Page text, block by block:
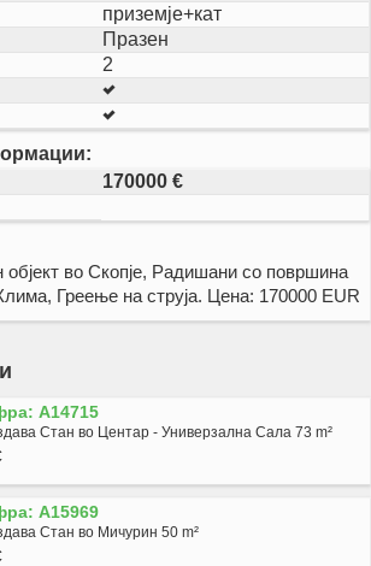
приземје+кат
Празен
2
170000 €
во Скопје, Радишани со површина
Греење на струја. Цена: 170000 EUR
A14715
Стан во Центар - Универзална Сала 73 m²
A15969
Стан во Мичурин 50 m²